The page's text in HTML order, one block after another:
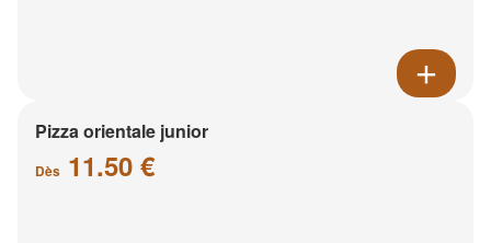
Pizza orientale junior
Dès 11.50 €